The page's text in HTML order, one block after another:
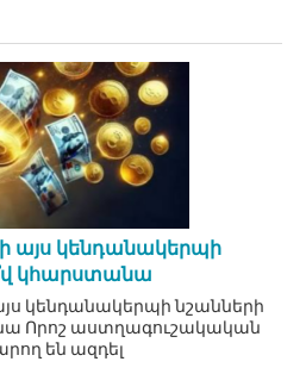
այս կենդանակերպի
կհարստանա
կենդանակերպի նշանների
Որոշ աստղագուշակական
են ազդել